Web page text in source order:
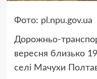
Фото: pl.npu.gov.ua
Дорожньо-
вересня близько
селі Мачухи